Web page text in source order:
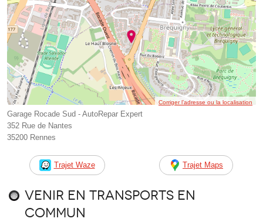
Corriger l’adresse ou la localisation
Garage Rocade Sud - AutoRepar Expert
352 Rue de Nantes
35200 Rennes
Trajet Waze Trajet Maps
Venir en transports en
commun